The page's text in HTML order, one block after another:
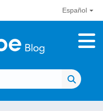
Español